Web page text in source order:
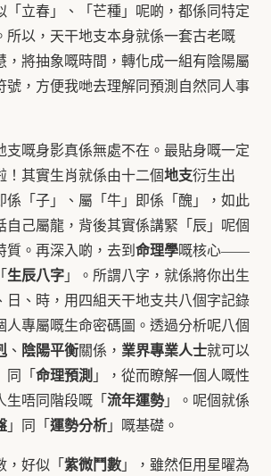
「立春」、「芒種」呢啲，都係同特定
所以，天干地支本身就係一套古老嘅
，將抽象嘅時間，轉化成一組有陰陽屬
號，方便我哋去理解同預測自然同人事
支嘅身影真係無處不在。最貼身嘅一定
！其實生肖就係由十二個地支衍生出
係「子」、屬「牛」即係「醜」，如此
自己屬龍，背後其實係講緊「辰」呢個
質。再深入啲，去到命理學嘅核心——
生辰八字」。所謂八字，就係將你出生
日、時，用四組天干地支共八個字記錄
人專屬嘅生命密碼圖。透過分析呢八個
、 陰陽平衡關係， 業界專業人士就可以
同「命理預測」，從而瞭解一個人嘅性
生唔同階段嘅「流年運勢」。呢個就係
」同「運勢分析」嘅基礎。
，好似「紫微鬥數」，雖然佢用星曜為